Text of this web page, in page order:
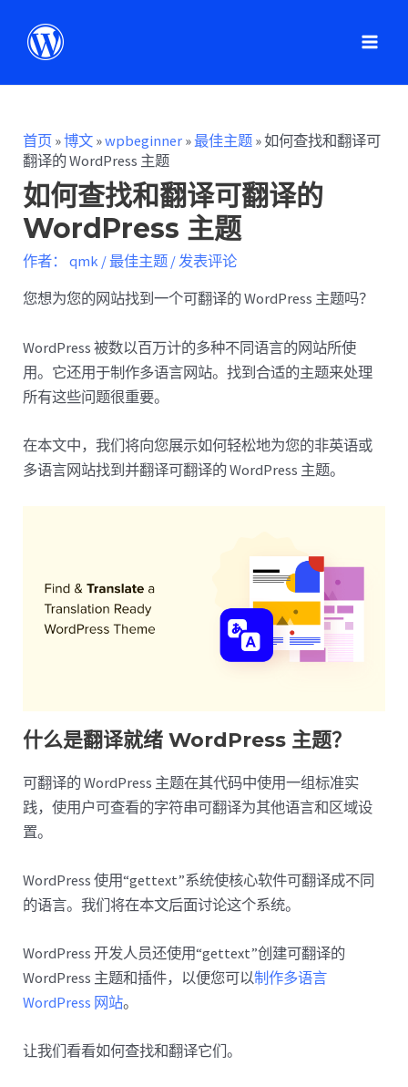
首页 »博文 »wpbeginner »最佳主题 »如何查找和翻译可
翻译的 WordPress 主题
如何查找和翻译可翻译的
WordPress 主题
作者： qmk /最佳主题 /发表评论
您想为您的网站找到一个可翻译的 WordPress 主题吗？
WordPress 被数以百万计的多种不同语言的网站所使
用。它还用于制作多语言网站。找到合适的主题来处理
所有这些问题很重要。
在本文中，我们将向您展示如何轻松地为您的非英语或
多语言网站找到并翻译可翻译的 WordPress 主题。
什么是翻译就绪 WordPress 主题？
可翻译的 WordPress 主题在其代码中使用一组标准实
践，使用户可查看的字符串可翻译为其他语言和区域设
置。
WordPress 使用“gettext”系统使核心软件可翻译成不同
的语言。我们将在本文后面讨论这个系统。
WordPress 开发人员还使用“gettext”创建可翻译的
WordPress 主题和插件，以便您可以制作多语言
WordPress 网站。
让我们看看如何查找和翻译它们。